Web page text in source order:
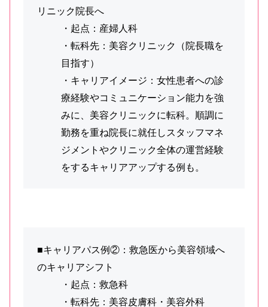
リニック院長へ
・起点：産婦人科
・転科先：美容クリニック（院長職を
目指す）
・キャリアイメージ：女性患者への診
療経験やコミュニケーション能力を強
みに、美容クリニックに転科。順調に
勤務を重ね院長に就任しスタッフマネ
ジメントやクリニック全体の運営経験
をするキャリアアップする例も。
■キャリアパス例②：救急医から美容領域へ
のキャリアシフト
・起点：救急科
・転科先：美容皮膚科・美容外科